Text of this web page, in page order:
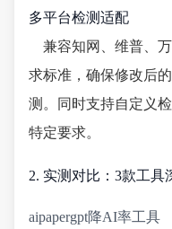
多平台检测适配
兼容知网、维普、
求标准，确保修改后
测。同时支持自定义
特定要求。
2. 实测对比：3款工具
aipapergpt降AI率工具